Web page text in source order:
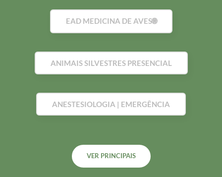
EAD MEDICINA DE AVES🌐
ANIMAIS SILVESTRES PRESENCIAL
ANESTESIOLOGIA | EMERGÊNCIA
VER PRINCIPAIS